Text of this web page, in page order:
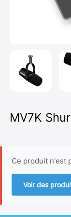
MV7K
Ce produit n'est
Voir des